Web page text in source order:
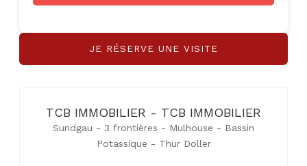
JE RÉSERVE UNE VISITE
TCB IMMOBILIER - TCB IMMOBILIER
Sundgau - 3 frontières - Mulhouse - Bassin
Potassique - Thur Doller